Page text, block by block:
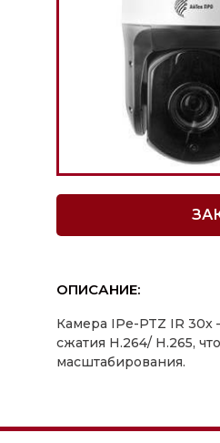
ОПИСАНИЕ:
Камера IPe-PTZ IR
сжатия H.264/ H.265,
масштабирования.